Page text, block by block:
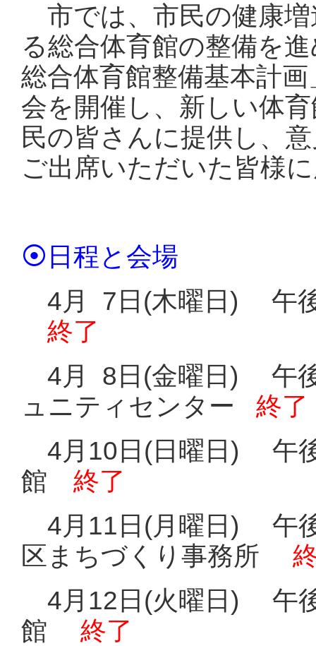
市では、市民の健康
る総合体育館の整備を
総合体育館整備基本計
会を開催し、新しい体
民の皆さんに提供し、
ご出席いただいた皆様
⦿ 日程と会場
4月 7日(木曜日) 午
終了
4月 8日(金曜日) 午
ュニティセンター 終了
4月10日(日曜日) 午
館 終了
4月11日(月曜日) 午
区まちづくり事務所
4月12日(火曜日) 午
館 終了